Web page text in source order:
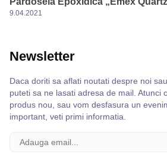
9.04.2021
Newsletter
Daca doriti sa aflati noutati despre noi
puteti sa ne lasati adresa de mail. Atunci
produs nou, sau vom desfasura un
important, veti primi informatia.